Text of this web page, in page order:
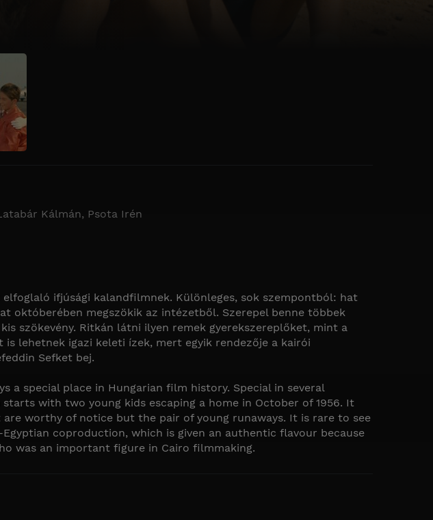
Kálmán, Psota Irén
ifjúsági kalandfilmnek. Különleges, sok szempontból: hat
októberében megszökik az intézetből. Szerepel benne többek
szökevény. Ritkán látni ilyen remek gyerekszereplőket, mint a
lehetnek igazi keleti ízek, mert egyik rendezője a kairói
Sefket bej.
special place in Hungarian film history. Special in several
with two young kids escaping a home in October of 1956. It
worthy of notice but the pair of young runaways. It is rare to see
coproduction, which is given an authentic flavour because
was an important figure in Cairo filmmaking.